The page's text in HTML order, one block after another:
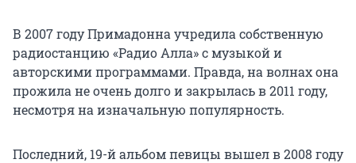
В 2007 году Примадонна учредила собственную
радиостанцию «Радио Алла» с музыкой и
авторскими программами. Правда, на волнах она
прожила не очень долго и закрылась в 2011 году,
несмотря на изначальную популярность.
Последний, 19-й альбом певицы вышел в 2008 году